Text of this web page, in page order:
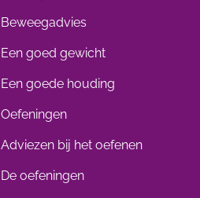
Beweegadvies
Een goed gewicht
Een goede houding
Oefeningen
Adviezen bij het oefenen
De oefeningen